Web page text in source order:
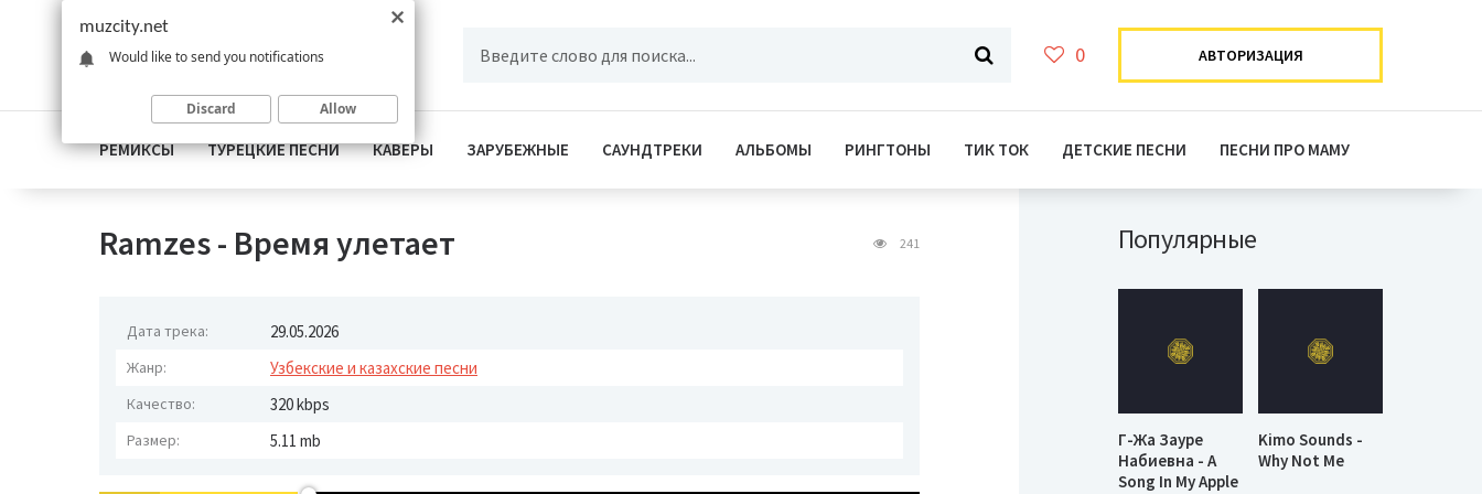
0 АВТОРИЗАЦИЯ
РЕМИКСЫ ТУРЕЦКИЕ ПЕСНИ КАВЕРЫ ЗАРУБЕЖНЫЕ САУНДТРЕКИ АЛЬБОМЫ РИНГТОНЫ ТИК ТОК ДЕТСКИЕ ПЕСНИ ПЕСНИ ПРО МАМУ
Ramzes - Время улетает 241
Дата трека: 29.05.2026
Жанр: Узбекские и казахские песни
Качество: 320 kbps
Размер: 5.11 mb
Популярные
Г-Жа Зауре
Набиевна - A
Song In My Apple
Kimo Sounds -
Why Not Me
muzcity.net
Would like to send you notifications
Discard Allow